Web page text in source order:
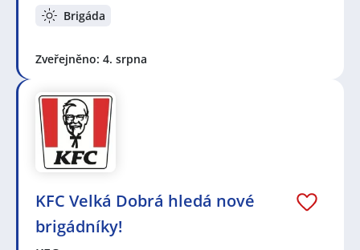
Brigáda
Zveřejněno: 4. srpna
KFC Velká Dobrá hledá nové
brigádníky!